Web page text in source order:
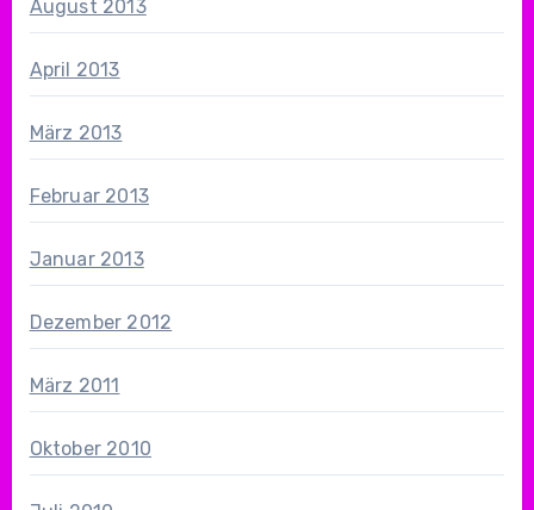
August 2013
April 2013
März 2013
Februar 2013
Januar 2013
Dezember 2012
März 2011
Oktober 2010